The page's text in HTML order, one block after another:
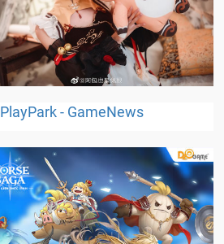
PlayPark - GameNews